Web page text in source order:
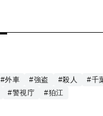
#外車 #強盗 #殺人
#千
#警視庁 #狛江